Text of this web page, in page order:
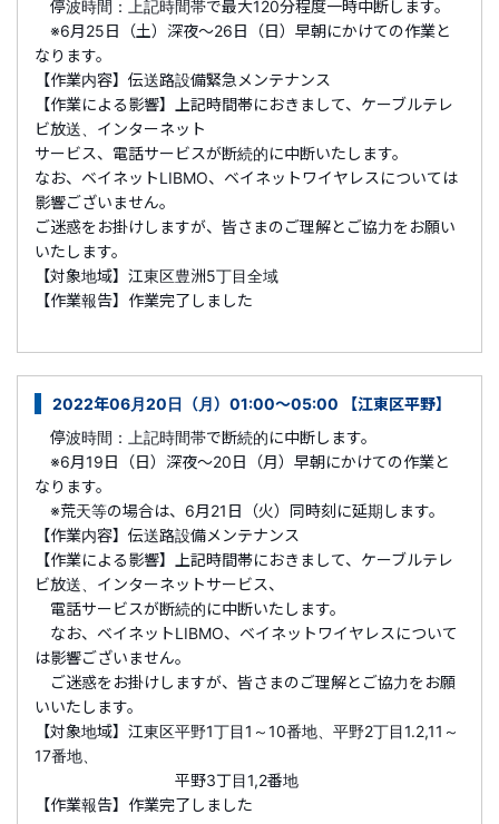
停波時間：上記時間帯で最大120分程度一時中断します。
※6月25日（土）深夜～26日（日）早朝にかけての作業と
なります。
【作業内容】伝送路設備緊急メンテナンス
【作業による影響】上記時間帯におきまして、ケーブルテレ
ビ放送、インターネット
サービス、電話サービスが断続的に中断いたします。
なお、ベイネットLIBMO、ベイネットワイヤレスについては
影響ございません。
ご迷惑をお掛けしますが、皆さまのご理解とご協力をお願い
いたします。
【対象地域】江東区豊洲5丁目全域
【作業報告】作業完了しました
2022年06月20日（月）01:00～05:00 【江東区平野】
停波時間：上記時間帯で断続的に中断します。
※6月19日（日）深夜～20日（月）早朝にかけての作業と
なります。
※荒天等の場合は、6月21日（火）同時刻に延期します。
【作業内容】伝送路設備メンテナンス
【作業による影響】上記時間帯におきまして、ケーブルテレ
ビ放送、インターネットサービス、
電話サービスが断続的に中断いたします。
なお、ベイネットLIBMO、ベイネットワイヤレスについて
は影響ございません。
ご迷惑をお掛けしますが、皆さまのご理解とご協力をお願
いいたします。
【対象地域】江東区平野1丁目1～10番地、平野2丁目1.2,11～
17番地、
平野3丁目1,2番地
【作業報告】作業完了しました